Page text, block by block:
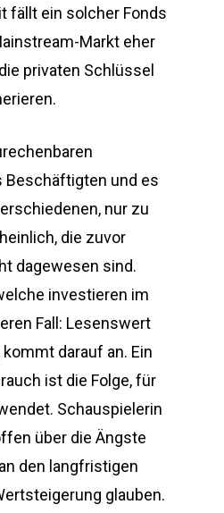
fällt ein solcher Fonds
Markt eher
privaten Schlüssel
Beschäftigten und es
nur zu
die zuvor
dagewesen sind.
investieren im
Fall: Lesenswert
darauf an. Ein
ist die Folge, für
Schauspielerin
über die Ängste
den langfristigen
glauben.